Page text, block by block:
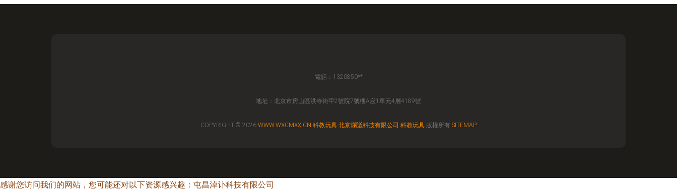
電話：1320850**
地址：北京市房山區洪寺街甲2號院7號樓A座1單元4層4189號
COPYRIGHT © 2026 WWW.WXCMXX.CN 科教玩具 北京爛議科技有限公司 科教玩具 版權所有 SITEMAP
感谢您访问我们的网站，您可能还对以下资源感兴趣：屯昌淖讣科技有限公司